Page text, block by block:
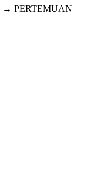
→ PERTEMUAN